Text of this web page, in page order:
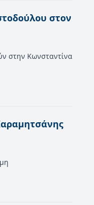
στον
στην Κωνσταντίνα